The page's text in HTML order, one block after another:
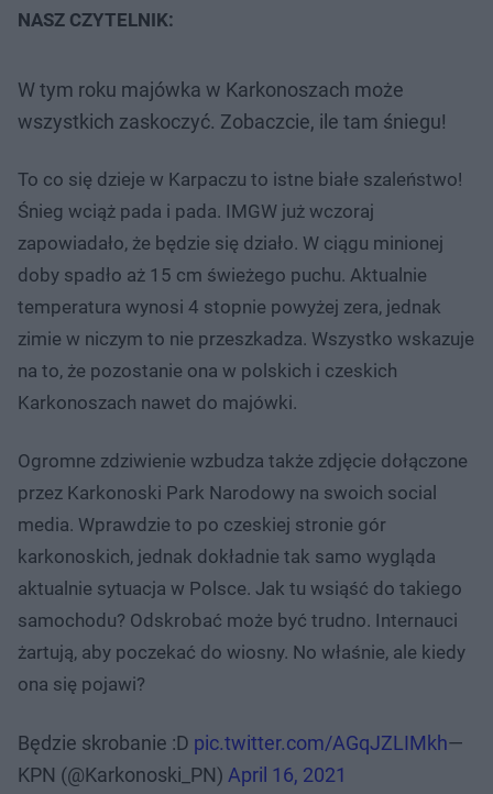
NASZ CZYTELNIK:
W tym roku majówka w Karkonoszach może
wszystkich zaskoczyć. Zobaczcie, ile tam śniegu!
To co się dzieje w Karpaczu to istne białe szaleństwo!
Śnieg wciąż pada i pada. IMGW już wczoraj
zapowiadało, że będzie się działo. W ciągu minionej
doby spadło aż 15 cm świeżego puchu. Aktualnie
temperatura wynosi 4 stopnie powyżej zera, jednak
zimie w niczym to nie przeszkadza. Wszystko wskazuje
na to, że pozostanie ona w polskich i czeskich
Karkonoszach nawet do majówki.
Ogromne zdziwienie wzbudza także zdjęcie dołączone
przez Karkonoski Park Narodowy na swoich social
media. Wprawdzie to po czeskiej stronie gór
karkonoskich, jednak dokładnie tak samo wygląda
aktualnie sytuacja w Polsce. Jak tu wsiąść do takiego
samochodu? Odskrobać może być trudno. Internauci
żartują, aby poczekać do wiosny. No właśnie, ale kiedy
ona się pojawi?
Będzie skrobanie :D pic.twitter.com/AGqJZLIMkh—
KPN (@Karkonoski_PN) April 16, 2021